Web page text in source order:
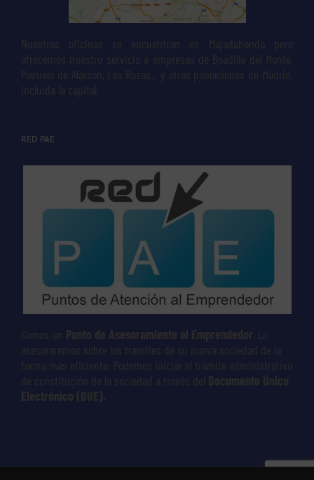
Nuestras oficinas se encuentran en Majadahonda pero
ofrecemos nuestro servicio a empresas de Boadilla del Monte,
Pozuelo de Alarcón, Las Rozas... y otras poblaciones de Madrid,
incluida la capital.
RED PAE
Somos un Punto de Asesoramiento al Emprendedor . Le
asesoraremos sobre los trámites de su nueva sociedad de la
forma más eficiente. Podemos iniciar el trámite administrativo
de constitución de la sociedad a través del Documento Único
Electrónico (DUE).